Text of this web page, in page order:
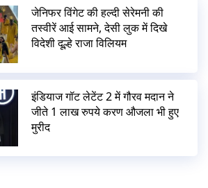
जेनिफर विंगेट की हल्दी सेरेमनी की
तस्वीरें आई सामने, देसी लुक में दिखे
विदेशी दूल्हे राजा विलियम
इंडियाज गॉट लेटेंट 2 में गौरव मदान ने
जीते 1 लाख रुपये करण औजला भी हुए
मुरीद